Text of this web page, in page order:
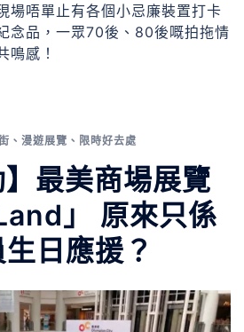
場唔單止有各個小忌廉裝置打卡
念品，一眾70後、80後嘅拍拖情
鳴感！
、 漫遊展覽 、 限時好去處
】最美商場展覽
」 原來只係
日應援？